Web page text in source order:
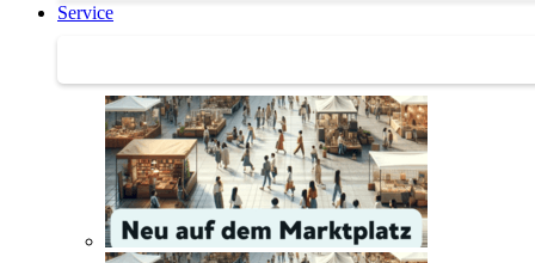
Service